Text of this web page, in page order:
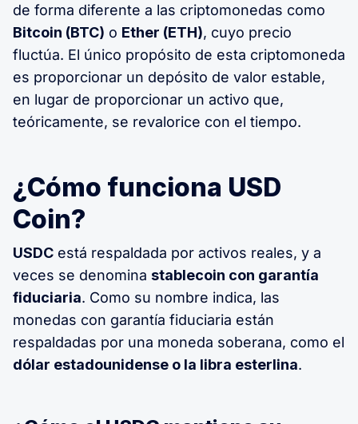
de forma diferente a las criptomonedas como
Bitcoin (BTC) o Ether (ETH), cuyo precio
fluctúa. El único propósito de esta criptomoneda
es proporcionar un depósito de valor estable,
en lugar de proporcionar un activo que,
teóricamente, se revalorice con el tiempo.
¿Cómo funciona USD
Coin?
USDC está respaldada por activos reales, y a
veces se denomina stablecoin con garantía
fiduciaria. Como su nombre indica, las
monedas con garantía fiduciaria están
respaldadas por una moneda soberana, como el
dólar estadounidense o la libra esterlina.